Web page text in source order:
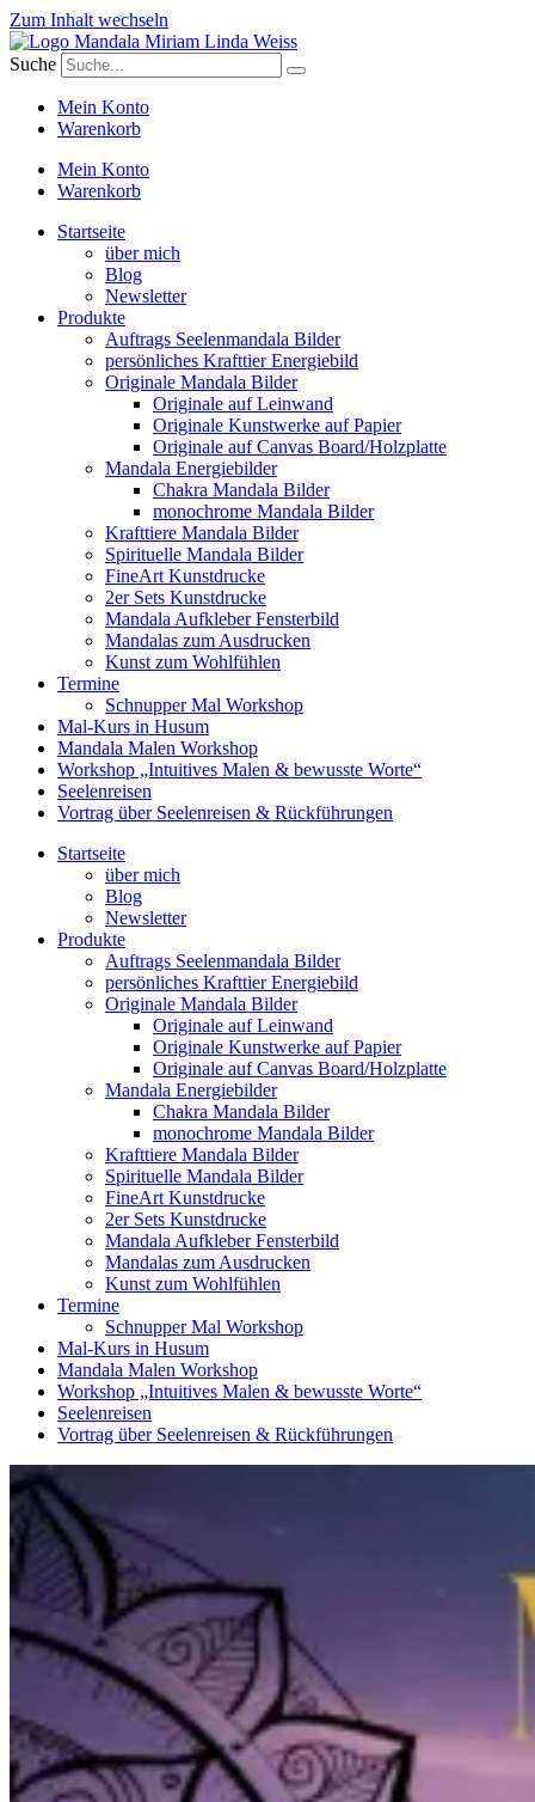
Zum Inhalt wechseln
Suche
Mein Konto
Warenkorb
Mein Konto
Warenkorb
Startseite
über mich
Blog
Newsletter
Produkte
Auftrags Seelenmandala Bilder
persönliches Krafttier Energiebild
Originale Mandala Bilder
Originale auf Leinwand
Originale Kunstwerke auf Papier
Originale auf Canvas Board/Holzplatte
Mandala Energiebilder
Chakra Mandala Bilder
monochrome Mandala Bilder
Krafttiere Mandala Bilder
Spirituelle Mandala Bilder
FineArt Kunstdrucke
2er Sets Kunstdrucke
Mandala Aufkleber Fensterbild
Mandalas zum Ausdrucken
Kunst zum Wohlfühlen
Termine
Schnupper Mal Workshop
Mal-Kurs in Husum
Mandala Malen Workshop
Workshop „Intuitives Malen & bewusste Worte“
Seelenreisen
Vortrag über Seelenreisen & Rückführungen
Startseite
über mich
Blog
Newsletter
Produkte
Auftrags Seelenmandala Bilder
persönliches Krafttier Energiebild
Originale Mandala Bilder
Originale auf Leinwand
Originale Kunstwerke auf Papier
Originale auf Canvas Board/Holzplatte
Mandala Energiebilder
Chakra Mandala Bilder
monochrome Mandala Bilder
Krafttiere Mandala Bilder
Spirituelle Mandala Bilder
FineArt Kunstdrucke
2er Sets Kunstdrucke
Mandala Aufkleber Fensterbild
Mandalas zum Ausdrucken
Kunst zum Wohlfühlen
Termine
Schnupper Mal Workshop
Mal-Kurs in Husum
Mandala Malen Workshop
Workshop „Intuitives Malen & bewusste Worte“
Seelenreisen
Vortrag über Seelenreisen & Rückführungen